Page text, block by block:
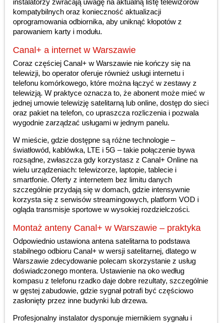
instalatorzy zwracają uwagę na aktualną listę telewizorów
kompatybilnych oraz konieczność aktualizacji
oprogramowania odbiornika, aby uniknąć kłopotów z
parowaniem karty i modułu.
Canal+ a internet w Warszawie
Coraz częściej Canal+ w Warszawie nie kończy się na
telewizji, bo operator oferuje również usługi internetu i
telefonu komórkowego, które można łączyć w zestawy z
telewizją. W praktyce oznacza to, że abonent może mieć w
jednej umowie telewizję satelitarną lub online, dostęp do sieci
oraz pakiet na telefon, co upraszcza rozliczenia i pozwala
wygodnie zarządzać usługami w jednym panelu.
W mieście, gdzie dostępne są różne technologie –
światłowód, kablówka, LTE i 5G – takie połączenie bywa
rozsądne, zwłaszcza gdy korzystasz z Canal+ Online na
wielu urządzeniach: telewizorze, laptopie, tablecie i
smartfonie. Oferty z internetem bez limitu danych
szczególnie przydają się w domach, gdzie intensywnie
korzysta się z serwisów streamingowych, platform VOD i
ogląda transmisje sportowe w wysokiej rozdzielczości.
Montaż anteny Canal+ w Warszawie – praktyka
Odpowiednio ustawiona antena satelitarna to podstawa
stabilnego odbioru Canal+ w wersji satelitarnej, dlatego w
Warszawie zdecydowanie polecam skorzystanie z usług
doświadczonego montera. Ustawienie na oko według
kompasu z telefonu rzadko daje dobre rezultaty, szczególnie
w gęstej zabudowie, gdzie sygnał potrafi być częściowo
zasłonięty przez inne budynki lub drzewa.
Profesjonalny instalator dysponuje miernikiem sygnału i